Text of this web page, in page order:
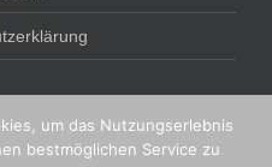
um das Nutzungserlebnis
bestmöglichen Service zu